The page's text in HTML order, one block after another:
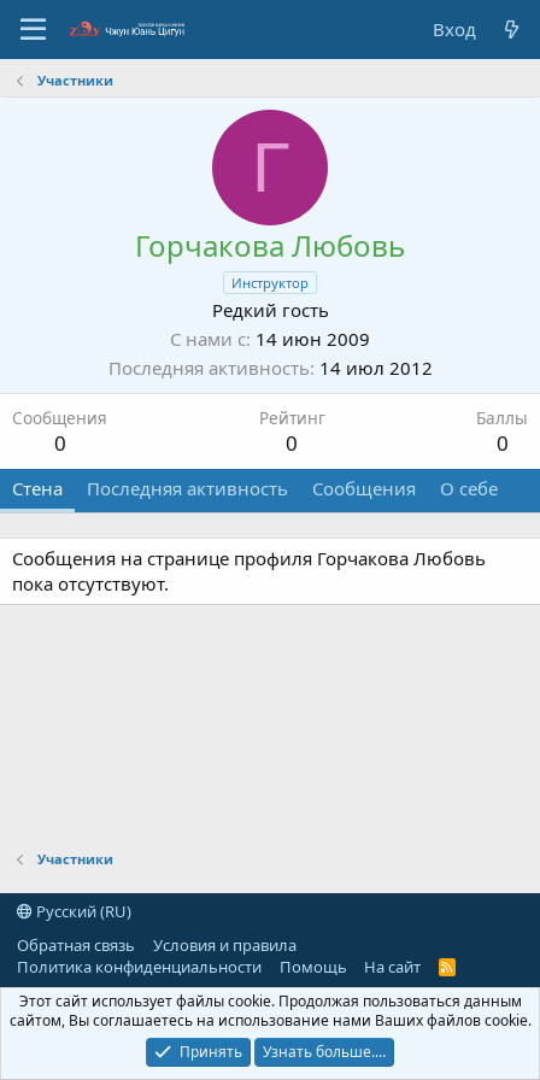
Вход
Участники
Г
Горчакова Любовь
Инструктор
Редкий гость
С нами с 14 июн 2009
Последняя активность 14 июл 2012
Сообщения
0
Рейтинг
0
Баллы
0
Стена Последняя активность Сообщения О себе
Сообщения на странице профиля Горчакова Любовь
пока отсутствуют.
Участники
Русский (RU)
Обратная связь
Условия и правила
Политика конфиденциальности
Помощь На сайт
R
S
Этот сайт использует файлы cookie. Продолжая пользоваться данным
сайтом, Вы соглашаетесь на использование нами Ваших файлов cookie.
Принять
Узнать больше.…